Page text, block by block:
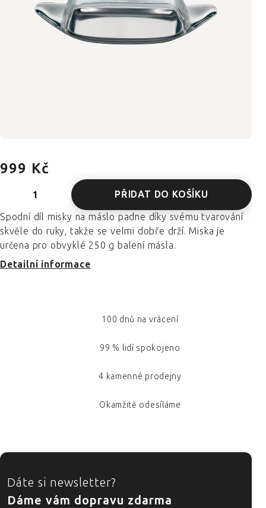
999 Kč
PŘIDAT DO KOŠÍKU
Spodní díl misky na máslo padne díky svému tvarování
skvěle do ruky, takže se velmi dobře drží. Miska je
určena pro obvyklé 250 g balení másla.
Detailní informace
100 dnů na vrácení
99 % lidí spokojeno
4 kamenné prodejny
Okamžitě odesíláme
ZÁPATÍ
Dáte si newsletter?
Dáme vám dopravu zdarma